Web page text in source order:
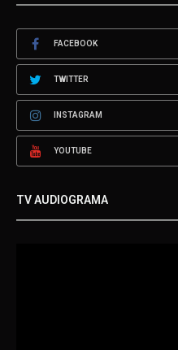
FACEBOOK
TWITTER
INSTAGRAM
YOUTUBE
TV AUDIOGRAMA